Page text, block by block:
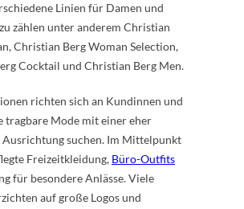
Linien für Damen und
zählen unter anderem Christian
Christian Berg Woman Selection,
Cocktail und Christian Berg Men.
richten sich an Kundinnen und
tragbare Mode mit einer eher
Ausrichtung suchen. Im Mittelpunkt
Freizeitkleidung, Büro-Outfits
für besondere Anlässe. Viele
auf große Logos und